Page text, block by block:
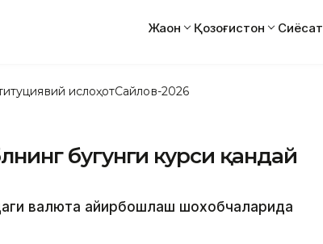
Жаҳон Қозоғистон Сиёсат
ислоҳотСайлов-2026
бугунги курси қандай
валюта айирбошлаш шохобчаларида